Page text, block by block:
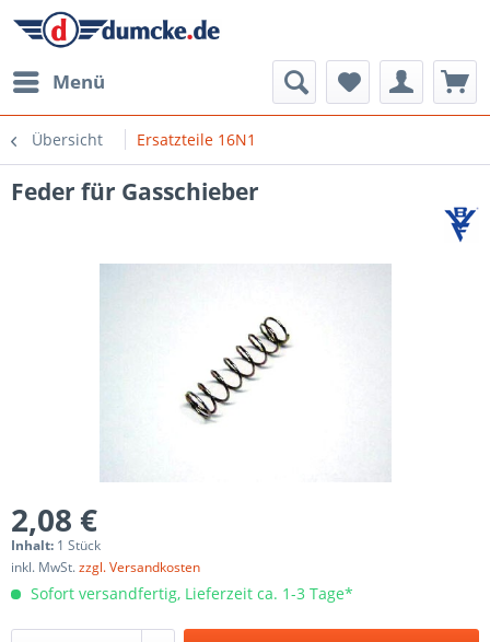
Menü
Übersicht Ersatzteile 16N1
Feder für Gasschieber
2,08 €
Inhalt: 1 Stück
inkl. MwSt.zzgl. Versandkosten
Sofort versandfertig, Lieferzeit ca. 1-3 Tage*